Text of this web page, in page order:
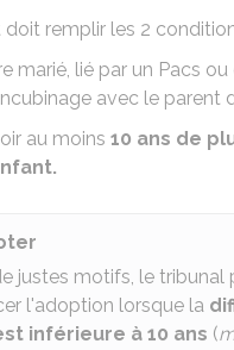
remplir les 2
marié, lié par un Pacs ou
avec le parent
au moins 10 ans de
justes motifs, le tribunal
l'adoption lorsque la
inférieure à 10 ans (